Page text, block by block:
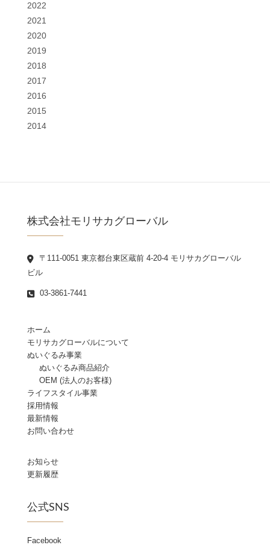
2022
2021
2020
2019
2018
2017
2016
2015
2014
株式会社モリサカグローバル
〒111-0051 東京都台東区蔵前 4-20-4 モリサカグローバル
ビル
03-3861-7441
ホーム
モリサカグローバルについて
ぬいぐるみ事業
ぬいぐるみ商品紹介
OEM (法人のお客様)
ライフスタイル事業
採用情報
最新情報
お問い合わせ
お知らせ
更新履歴
公式SNS
Facebook